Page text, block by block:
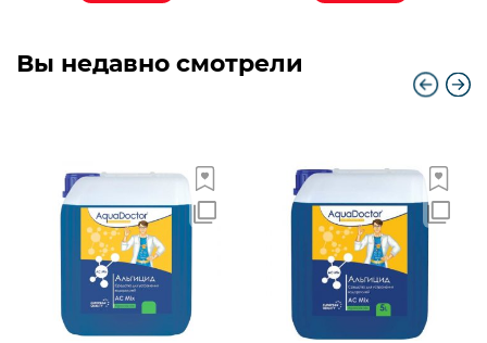
Вы недавно смотрели